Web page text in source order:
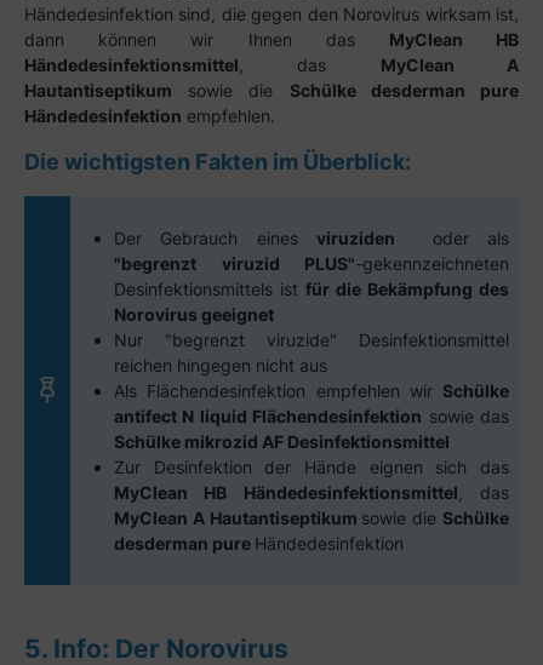
Händedesinfektion sind, die gegen den Norovirus wirksam ist,
dann können wir Ihnen das MyClean HB
Händedesinfektionsmittel , das MyClean A
Hautantiseptikum sowie die Schülke desderman pure
Händedesinfektion empfehlen.
Die wichtigsten Fakten im Überblick:
Der Gebrauch eines viruziden oder als
"begrenzt viruzid PLUS"-gekennzeichneten
Desinfektionsmittels ist für die Bekämpfung des
Norovirus geeignet
Nur "begrenzt viruzide" Desinfektionsmittel
reichen hingegen nicht aus
Als Flächendesinfektion empfehlen wir Schülke
antifect N liquid Flächendesinfektion sowie das
Schülke mikrozid AF Desinfektionsmittel
Zur Desinfektion der Hände eignen sich das
MyClean HB Händedesinfektionsmittel , das
MyClean A Hautantiseptikum sowie die Schülke
desderman pure Händedesinfektion
5. Info: Der Norovirus